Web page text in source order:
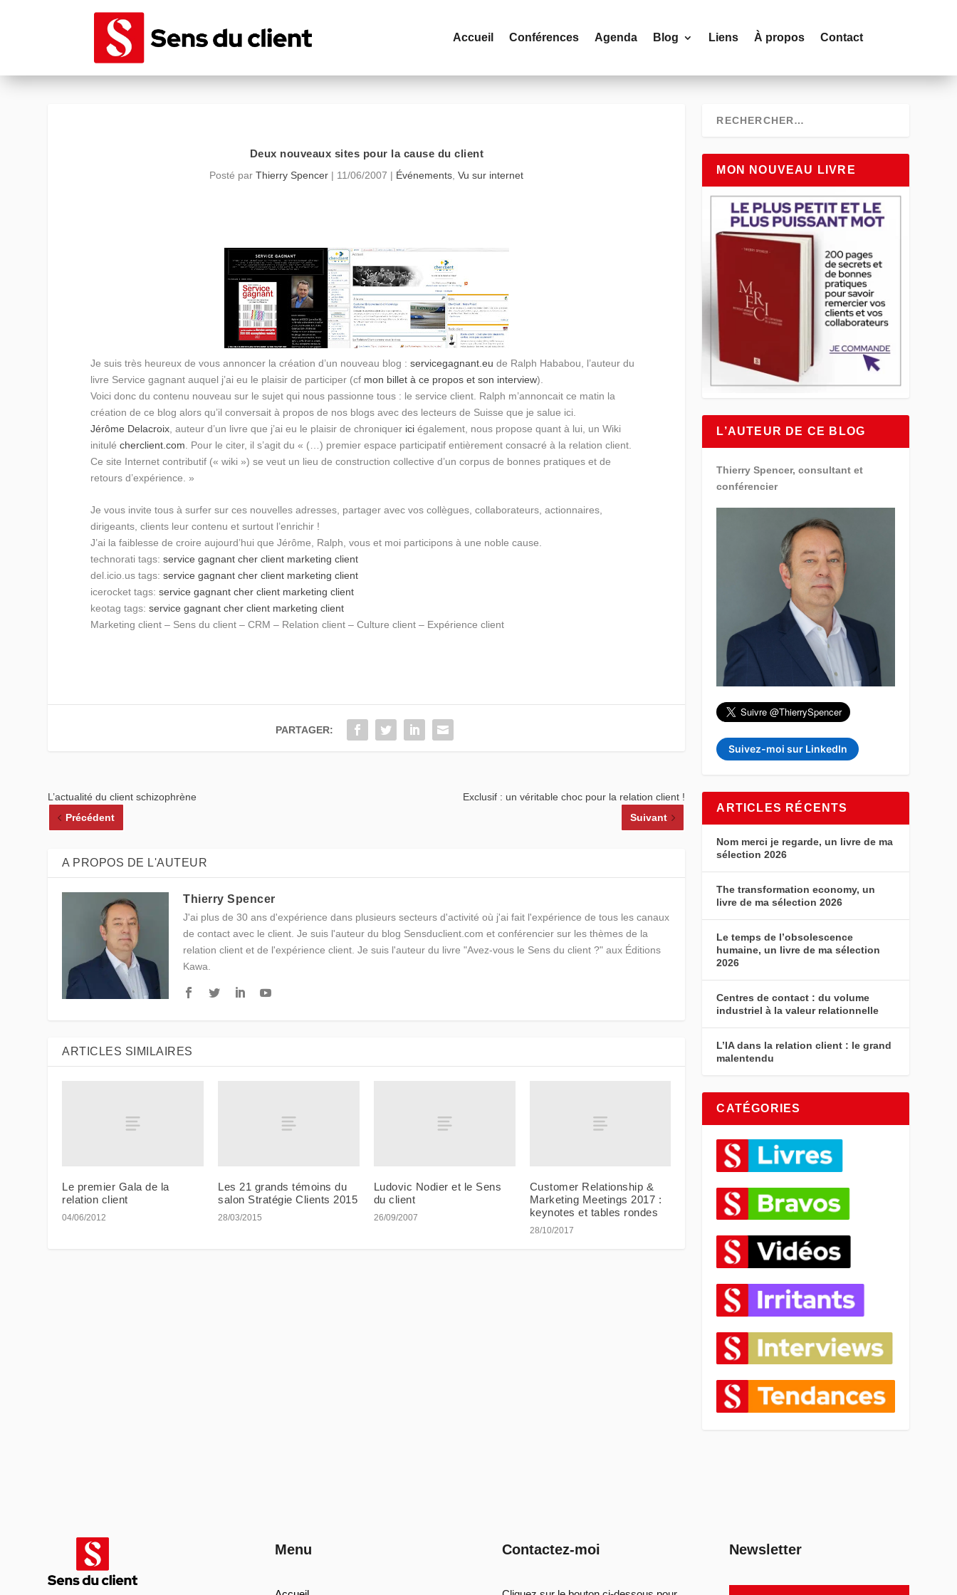
Accueil Conférences Agenda Blog Liens À propos Contact
Deux nouveaux sites pour la cause du client
Posté parThierry Spencer | 11/06/2007 | Événements ,Vu sur internet
Je suis très heureux de vous annoncer la création d’un nouveau blog :servicegagnant.eu de Ralph Hababou, l’auteur du
livre Service gagnant auquel j’ai eu le plaisir de participer (cf mon billet à ce propos et son interview).
Voici donc du contenu nouveau sur le sujet qui nous passionne tous : le service client. Ralph m’annoncait ce matin la
création de ce blog alors qu’il conversait à propos de nos blogs avec des lecteurs de Suisse que je salue ici.
Jérôme Delacroix , auteur d’un livre que j’ai eu le plaisir de chroniquer ici également, nous propose quant à lui, un Wiki
initulécherclient.com . Pour le citer, il s’agit du « (…) premier espace participatif entièrement consacré à la relation client.
Ce site Internet contributif (« wiki ») se veut un lieu de construction collective d’un corpus de bonnes pratiques et de
retours d’expérience. »
Je vous invite tous à surfer sur ces nouvelles adresses, partager avec vos collègues, collaborateurs, actionnaires,
dirigeants, clients leur contenu et surtout l’enrichir !
J’ai la faiblesse de croire aujourd’hui que Jérôme, Ralph, vous et moi participons à une noble cause.
technorati tags:service gagnant cher client marketing client
del.icio.us tags:service gagnant cher client marketing client
icerocket tags:service gagnant cher client marketing client
keotag tags:service gagnant cher client marketing client
Marketing client – Sens du client – CRM – Relation client – Culture client – Expérience client
PARTAGER:
L’actualité du client schizophrène
Précédent
Exclusif : un véritable choc pour la relation client !
Suivant
A PROPOS DE L'AUTEUR
Thierry Spencer
J'ai plus de 30 ans d'expérience dans plusieurs secteurs d'activité où j'ai fait l'expérience de tous les canaux
de contact avec le client. Je suis l'auteur du blog Sensduclient.com et conférencier sur les thèmes de la
relation client et de l'expérience client. Je suis l'auteur du livre "Avez-vous le Sens du client ?" aux Éditions
Kawa.
ARTICLES SIMILAIRES
Le premier Gala de la
relation client
04/06/2012
Les 21 grands témoins du
salon Stratégie Clients 2015
28/03/2015
Ludovic Nodier et le Sens
du client
26/09/2007
Customer Relationship &
Marketing Meetings 2017 :
keynotes et tables rondes
28/10/2017
MON NOUVEAU LIVRE
L’AUTEUR DE CE BLOG
Thierry Spencer, consultant et
conférencier
Suivez-moi sur LinkedIn
ARTICLES RÉCENTS
Nom merci je regarde, un livre de ma
sélection 2026
The transformation economy, un
livre de ma sélection 2026
Le temps de l’obsolescence
humaine, un livre de ma sélection
2026
Centres de contact : du volume
industriel à la valeur relationnelle
L’IA dans la relation client : le grand
malentendu
CATÉGORIES
Menu Contactez-moi Newsletter